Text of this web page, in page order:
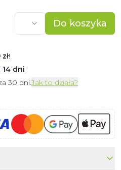
Do koszyka
zł!
14 dni
30 dni.Jak to działa?